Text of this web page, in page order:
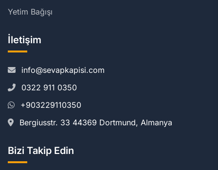
Yetim Bağışı
İletişim
info@sevapkapisi.com
0322 911 0350
+903229110350
Bergiusstr. 33 44369 Dortmund, Almanya
Bizi Takip Edin